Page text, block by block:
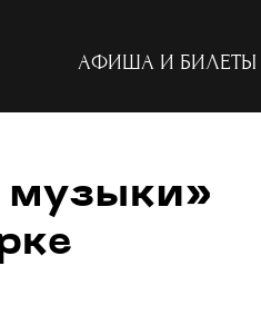
АФИША И БИЛЕТЫ
музыки»